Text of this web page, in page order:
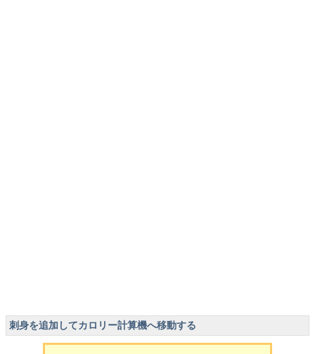
刺身を追加してカロリー計算機へ移動する